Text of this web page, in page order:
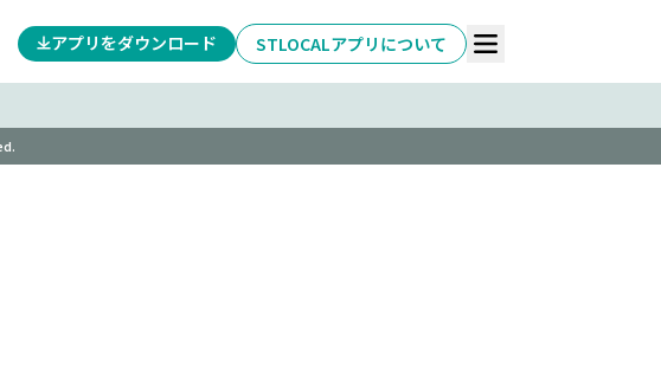
アプリをダウンロード STLOCALアプリについて